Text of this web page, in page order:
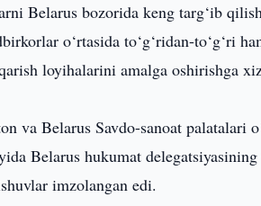
Belarus bozorida keng targ‘ib
o‘rtasida to‘g‘ridan-to‘g‘ri
loyihalarini amalga oshirishga
va Belarus Savdo-sanoat
Belarus hukumat
imzolangan edi.